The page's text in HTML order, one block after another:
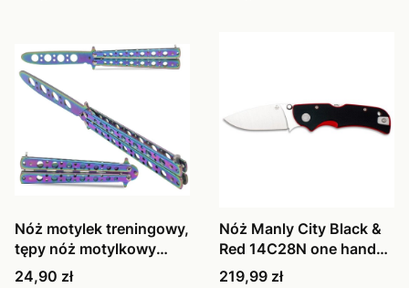
Nóż motylek treningowy,
tępy nóż motylkowy
fade 23,5 cm
Cena
24,90 zł
Nóż Manly City Black &
Red 14C28N one hand
01ml078
Cena
219,99 zł